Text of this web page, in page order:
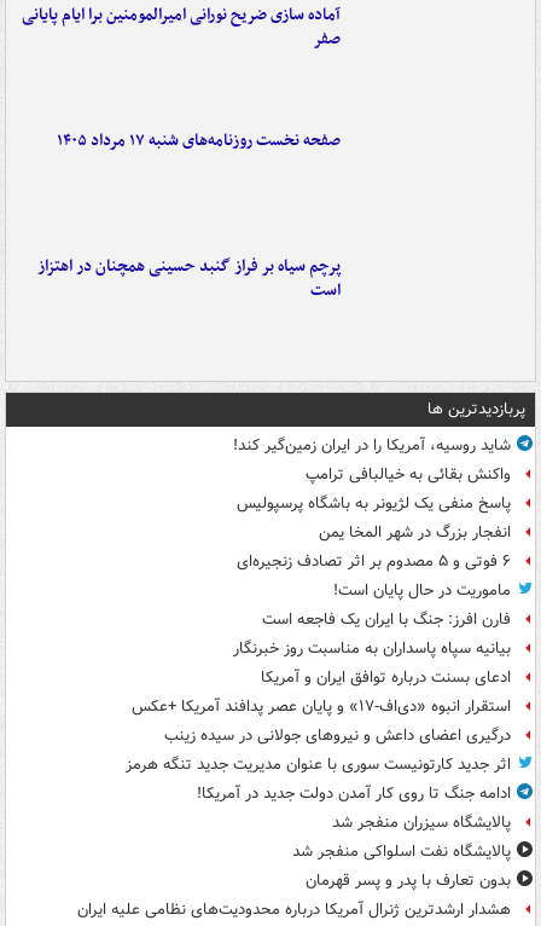
آماده سازی ضریح نورانی امیرالمومنین برا ایام پایانی
صفر
صفحه نخست روزنامه‌های شنبه ۱۷ مرداد ۱۴۰۵
پرچم سیاه بر فراز گنبد حسینی همچنان در اهتزاز
است
پربازدیدترین ها
شاید روسیه، آمریکا را در ایران زمین‌گیر کند!
واکنش بقائی به خیالبافی ترامپ
پاسخ منفی یک لژیونر به باشگاه پرسپولیس
انفجار بزرگ در شهر المخا یمن
۶ فوتی و ۵ مصدوم بر اثر تصادف زنجیره‌ای
ماموریت در حال پایان است!
فارن افرز: جنگ با ایران یک فاجعه است
بیانیه سپاه پاسداران به مناسبت روز خبرنگار
ادعای بسنت درباره توافق ایران و آمریکا
استقرار انبوه «دی‌اف‑۱۷» و پایان عصر پدافند آمریکا +عکس
درگیری اعضای داعش و نیروهای جولانی در سیده زینب
اثر جدید کارتونیست سوری با عنوان مدیریت جدید تنگه هرمز
ادامه جنگ تا روی کار آمدن دولت جدید در آمریکا!
پالایشگاه سیزران منفجر شد
پالایشگاه نفت اسلواکی منفجر شد
بدون تعارف با پدر و پسر قهرمان
هشدار ارشدترین ژنرال آمریکا درباره محدودیت‌های نظامی علیه ایران